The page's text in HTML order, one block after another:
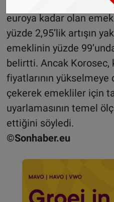
Yaşlılar Birliği Başkanı
euroya kadar olan
yüzde 2,95’lik artışın
emeklinin yüzde
belirtti. Ancak Korosec,
fiyatlarının
çekerek emekliler için
uyarlamasının temel
ettiğini söyledi.
©Sonhaber.eu